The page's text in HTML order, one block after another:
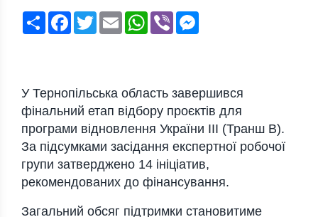
ПоширитиFacebook
TwitterEmail WhatsApp
Viber
У Тернопільська область завершився
фінальний етап відбору проєктів для
програми відновлення України ІІІ (Транш В).
За підсумками засідання експертної робочої
групи затверджено 14 ініціатив,
рекомендованих до фінансування.
Загальний обсяг підтримки становитиме